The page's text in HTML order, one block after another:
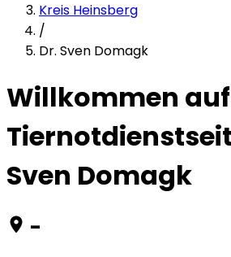
Kreis Heinsberg
/
Dr. Sven Domagk
Willkommen
Sven Domagk
-